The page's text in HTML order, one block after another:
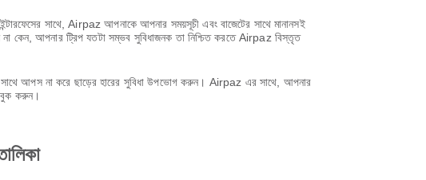
সাথে, Airpaz আপনাকে আপনার সময়সূচী এবং বাজেটের সাথে মানানসই
না কেন, আপনার ট্রিপ যতটা সম্ভব সুবিধাজনক তা নিশ্চিত করতে Airpaz বিস্তৃত
সাথে আপস না করে ছাড়ের হারের সুবিধা উপভোগ করুন। Airpaz এর সাথে, আপনার
বুক করুন।